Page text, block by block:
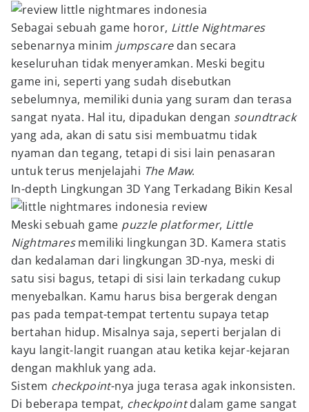
Sebagai sebuah game horor, Little Nightmares
sebenarnya minim jumpscaredan secara
keseluruhan tidak menyeramkan. Meski begitu
game ini, seperti yang sudah disebutkan
sebelumnya, memiliki dunia yang suram dan terasa
sangat nyata. Hal itu, dipadukan dengan soundtrack
yang ada, akan di satu sisi membuatmu tidak
nyaman dan tegang, tetapi di sisi lain penasaran
untuk terus menjelajahi The Maw.
In-depth Lingkungan 3D Yang Terkadang Bikin Kesal
Meski sebuah game puzzle platformer, Little
Nightmaresmemiliki lingkungan 3D. Kamera statis
dan kedalaman dari lingkungan 3D-nya, meski di
satu sisi bagus, tetapi di sisi lain terkadang cukup
menyebalkan. Kamu harus bisa bergerak dengan
pas pada tempat-tempat tertentu supaya tetap
bertahan hidup. Misalnya saja, seperti berjalan di
kayu langit-langit ruangan atau ketika kejar-kejaran
dengan makhluk yang ada.
Sistem checkpoint-nya juga terasa agak inkonsisten.
Di beberapa tempat, checkpointdalam game sangat